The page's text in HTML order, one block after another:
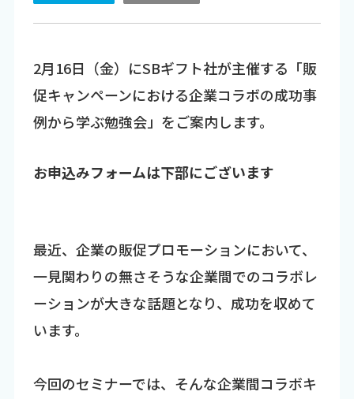
2月16日（金）にSBギフト社が主催する「販
促キャンペーンにおける企業コラボの成功事
例から学ぶ勉強会」をご案内します。
お申込みフォームは下部にございます
最近、企業の販促プロモーションにおいて、
一見関わりの無さそうな企業間でのコラボレ
ーションが大きな話題となり、成功を収めて
います。
今回のセミナーでは、そんな企業間コラボキ